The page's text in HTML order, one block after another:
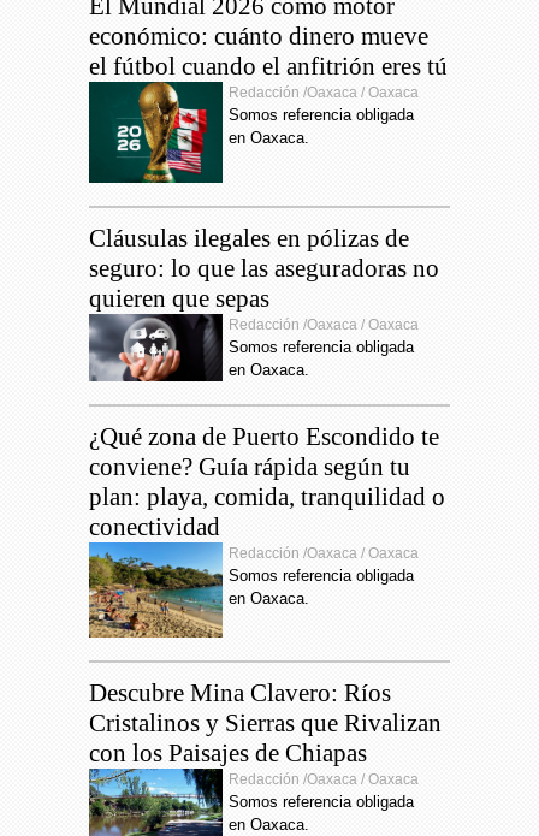
La Vinotinto y el sueño
mundialista vía repechaje
El Mundial 2026 como motor
económico: cuánto dinero mueve
el fútbol cuando el anfitrión eres tú
Redacción /Oaxaca / Oaxaca
Somos referencia obligada
en Oaxaca.
Cláusulas ilegales en pólizas de
seguro: lo que las aseguradoras no
quieren que sepas
Redacción /Oaxaca / Oaxaca
Somos referencia obligada
en Oaxaca.
¿Qué zona de Puerto Escondido te
conviene? Guía rápida según tu
plan: playa, comida, tranquilidad o
conectividad
Redacción /Oaxaca / Oaxaca
Somos referencia obligada
en Oaxaca.
Descubre Mina Clavero: Ríos
Cristalinos y Sierras que Rivalizan
con los Paisajes de Chiapas
Redacción /Oaxaca / Oaxaca
Somos referencia obligada
en Oaxaca.